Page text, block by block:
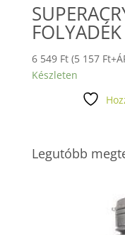
6 549 Ft (5 157 Ft
Készleten
Legutóbb